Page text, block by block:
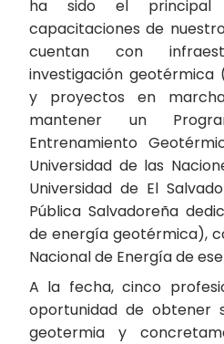
ha sido el principal
capacitaciones de
cuentan con
investigación geotérmica
y proyectos en
mantener un
Entrenamiento
Universidad de las
Universidad de El
Pública Salvadoreña
de energía geotérmica),
Nacional de Energía de
A la fecha, cinco
oportunidad de obtener
geotermia y